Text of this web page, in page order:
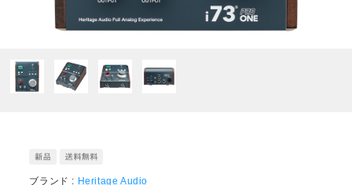
ブランド : Heritage Audio